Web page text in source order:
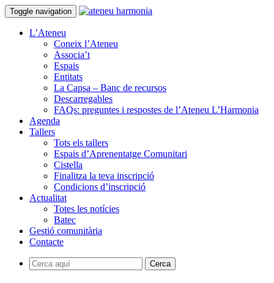
Toggle navigation
L’Ateneu
Coneix l’Ateneu
Associa’t
Espais
Entitats
La Capsa – Banc de recursos
Descarregables
FAQs: preguntes i respostes de l’Ateneu L’Harmonia
Agenda
Tallers
Tots els tallers
Espais d’Aprenentatge Comunitari
Cistella
Finalitza la teva inscripció
Condicions d’inscripció
Actualitat
Totes les notícies
Batec
Gestió comunitària
Contacte